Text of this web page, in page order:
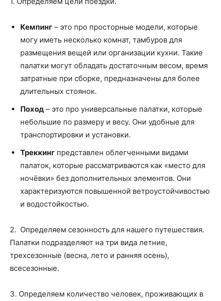
Кемпинг – это про просторные модели, которые
могу иметь несколько комнат, тамбуров для
размещения вещей или организации кухни. Такие
палатки могут обладать достаточным весом, время
затратные при сборке, предназначены для более
длительных стоянок.
Поход – это про универсальные палатки, которые
небольшие по размеру и весу. Они удобные для
транспортировки и установки.
Треккинг представлен облегченными видами
палаток, которые рассматриваются как «место для
ночёвки» без дополнительных элементов. Они
характеризуются повышенной ветроустойчивостью
и водостойкостью.
2. Определяем сезонность для нашего путешествия.
Палатки подразделяют на три вида летние,
трехсезонные (весна, лето и ранняя осень),
всесезонные.
3. Определяем количество человек, проживающих в